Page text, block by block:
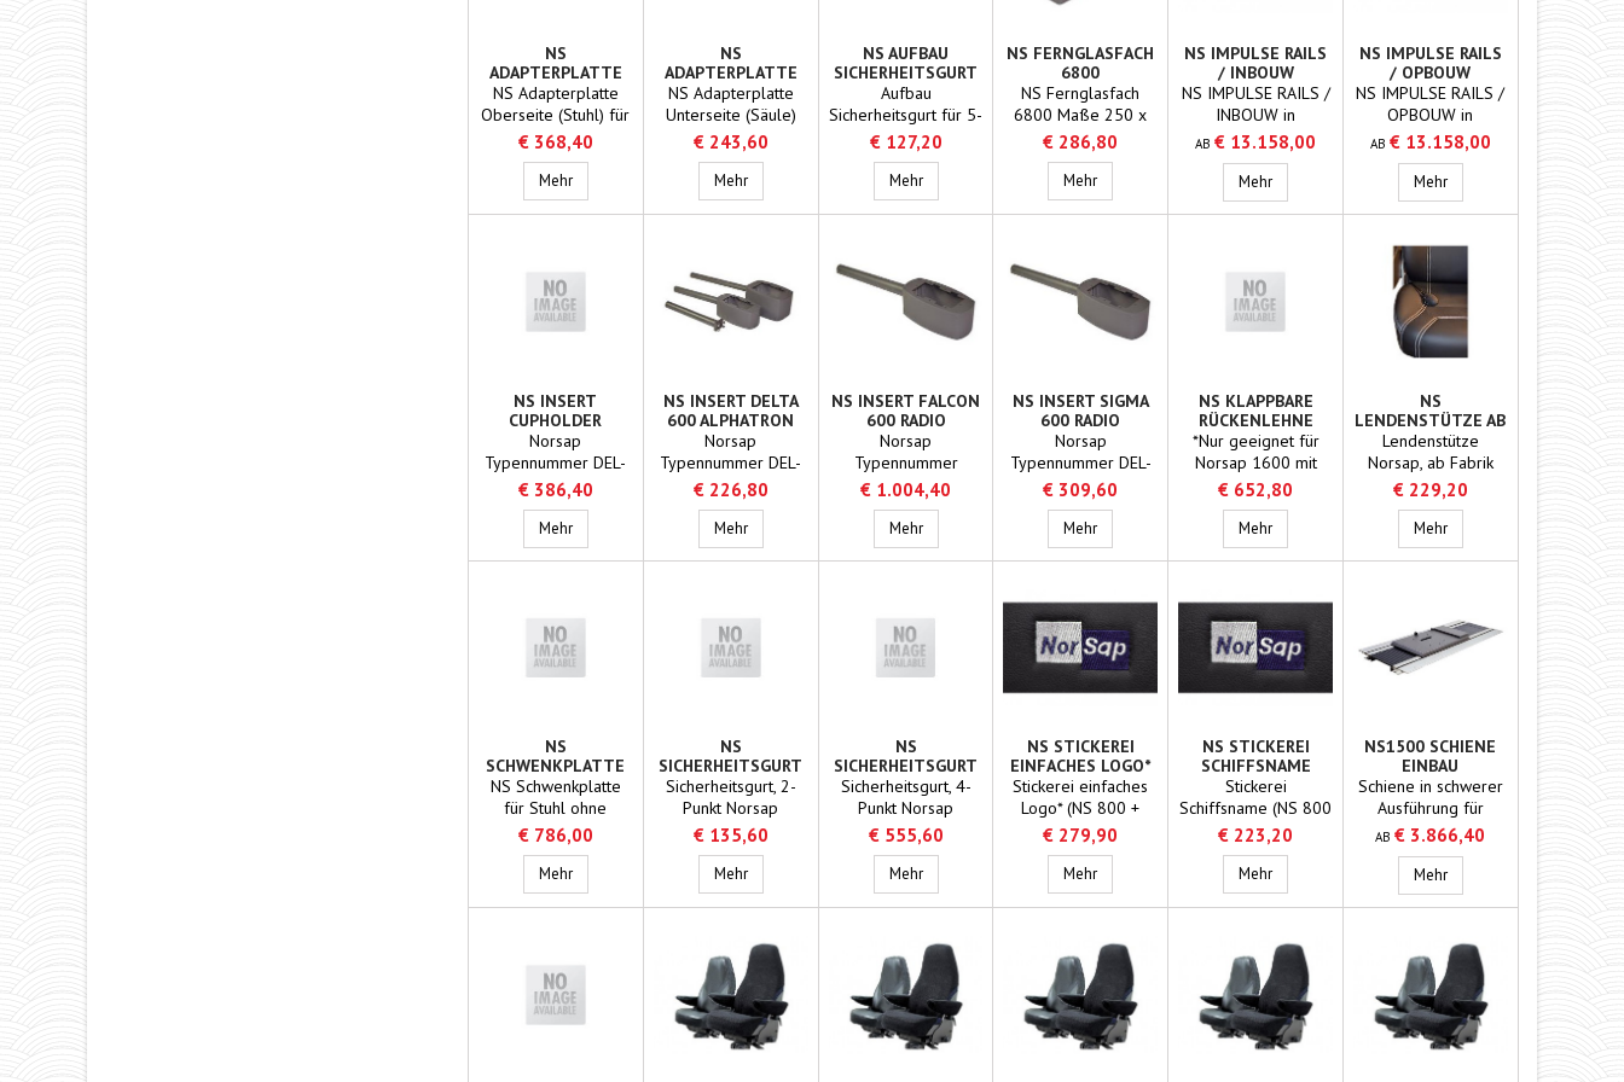
Höhenverstellung.
NS
ADAPTERPLATTE
OBERSEITE
(STUHL)
NS Adapterplatte
Oberseite (Stuhl) für
NS800, NS1000 und
NS1500
€ 368,40
MehrNS Adapterplatte Oberseite (Stuhl)
NS
ADAPTERPLATTE
UNTERSEITE
(SÄULE)
NS Adapterplatte
Unterseite (Säule)
für NS800, NS100
und NS1500
€ 243,60
MehrNS Adapterplatte Unterseite (Säule)
NS AUFBAU
SICHERHEITSGURT
FÜR 5-STRAHLIGEN
FUSS
Aufbau
Sicherheitsgurt für 5-
strahligen Fuß
€ 127,20
MehrNS Aufbau Sicherheitsgurt für 5-strahligen Fuß
NS FERNGLASFACH
6800
NS Fernglasfach
6800 Maße 250 x
110 x 127/147 mm
Norsap
Typennummer 6800
€ 286,80
MehrNS Fernglasfach 6800
NS IMPULSE RAILS
/ INBOUW
NS IMPULSE RAILS /
INBOUW in
verschiedenen
Größen erhältlich
AB€ 13.158,00
MehrNS IMPULSE RAILS / INBOUW
NS IMPULSE RAILS
/ OPBOUW
NS IMPULSE RAILS /
OPBOUW in
verschiedenen
Größen erhältlich
AB € 13.158,00
MehrNS IMPULSE RAILS /
NS INSERT
CUPHOLDER
Norsap
Typennummer DEL-
623 Material
aluminium
€ 386,40
MehrNS insert cupholder
NS INSERT DELTA
600 ALPHATRON
Norsap
Typennummer DEL-
508 Material
aluminium
€ 226,80
MehrNS insert Delta 600 Alphatron
NS INSERT FALCON
600 RADIO
Norsap
Typennummer
19096-086 Material
aluminium
€ 1.004,40
MehrNS insert Falcon 600 Radio
NS INSERT SIGMA
600 RADIO
Norsap
Typennummer DEL-
630 Material
aluminium
€ 309,60
MehrNS insert Sigma 600 Radio
NS KLAPPBARE
RÜCKENLEHNE
HORIZONTAL*
*Nur geeignet für
Norsap 1600 mit
Aluminiumrücken.
€ 652,80
MehrNS klappbare Rückenlehne horizontal*
NS
LENDENSTÜTZE AB
FABRIK MONTIERT
Lendenstütze
Norsap, ab Fabrik
montiert Norsap
Typennummer 6480
€ 229,20
MehrNS Lendenstütze ab
NS
SCHWENKPLATTE
NS Schwenkplatte
für Stuhl ohne
Gestell NS1600 und
NS1800
€ 786,00
MehrNS Schwenkplatte
NS
SICHERHEITSGURT
2-PUNKT
Sicherheitsgurt, 2-
Punkt Norsap
Typennummer 6461
€ 135,60
MehrNS Sicherheitsgurt 2-Punkt
NS
SICHERHEITSGURT
4-PUNKT
Sicherheitsgurt, 4-
Punkt Norsap
Typennummer 6460
€ 555,60
MehrNS Sicherheitsgurt 4-Punkt
NS STICKEREI
EINFACHES LOGO*
Stickerei einfaches
Logo* (NS 800 +
1000 + 1100 + 1500
+ 1600
(stoffbezogener
Rückenlehne) +
€ 279,90
MehrNS Stickerei einfaches Logo*
NS STICKEREI
SCHIFFSNAME
Stickerei
Schiffsname (NS 800
+ 1000 + 1100 +
1500 + 1600
(stoffbezogener
Rückenlehne) +
Typennummer 6467
€ 223,20
MehrNS Stickerei Schiffsname
NS1500 SCHIENE
EINBAU
Schiene in schwerer
Ausführung für
seegängige
Schiffe.Enthält
keinen Stahl und kein
Eisen und kann
Minenräumern
verwendet werden.
Für Stuhl NS 1500,
NS 1600, NS 1700
und NS 1800.
AB€ 3.866,40
MehrNs1500 Schiene Einbau